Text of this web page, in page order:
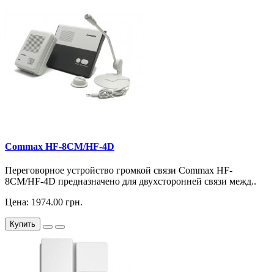
Commax HF-8CM/HF-4D
Переговорное устройство громкой связи Commax HF-
8CM/HF-4D предназначено для двухсторонней связи межд..
Цена: 1974.00 грн.
Купить